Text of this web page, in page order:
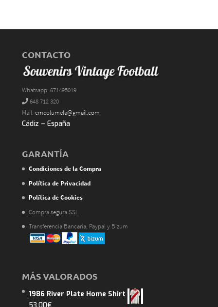
CONTACTO
Whatsapp: 671495019
648 712 320
Mail: cmcolumela@gmail.com
Cádiz – España
GARANTÍA
Condiciones de la Compra
Política de Privacidad
Política de Cookies
Compra segura SSL
Transferencia Bancaria, Paypal y Bizum
MÁS VALORADOS
1986 River Plate Home Shirt